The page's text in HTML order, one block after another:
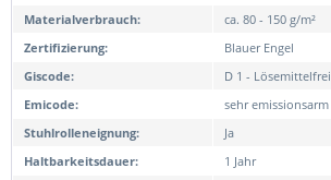
Materialverbrauch:
ca. 80 - 150 g/m²
Zertifizierung:
Blauer Engel
Giscode:
D 1 - Lösemittelfrei
Emicode:
sehr emissionsarm
Stuhlrolleneignung:
Ja
Haltbarkeitsdauer:
1 Jahr